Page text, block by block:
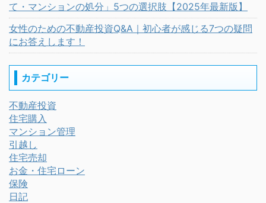
て・マンションの処分」5つの選択肢【2025年最新版】
女性のための不動産投資Q&A｜初心者が感じる7つの疑問
にお答えします！
カテゴリー
不動産投資
住宅購入
マンション管理
引越し
住宅売却
お金・住宅ローン
保険
日記